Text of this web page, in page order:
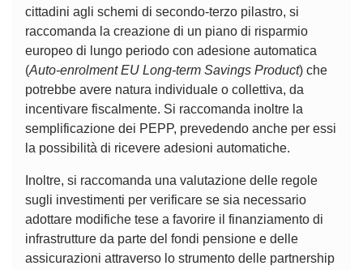
cittadini agli schemi di secondo-terzo pilastro, si
raccomanda la creazione di un piano di risparmio
europeo di lungo periodo con adesione automatica
(Auto-enrolment EU Long-term Savings Product) che
potrebbe avere natura individuale o collettiva, da
incentivare fiscalmente. Si raccomanda inoltre la
semplificazione dei PEPP, prevedendo anche per essi
la possibilità di ricevere adesioni automatiche.
Inoltre, si raccomanda una valutazione delle regole
sugli investimenti per verificare se sia necessario
adottare modifiche tese a favorire il finanziamento di
infrastrutture da parte del fondi pensione e delle
assicurazioni attraverso lo strumento delle partnership